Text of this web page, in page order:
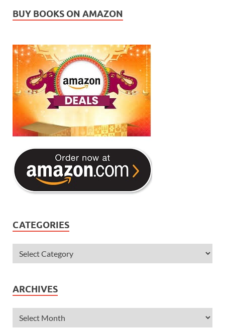
BUY BOOKS ON AMAZON
CATEGORIES
ARCHIVES